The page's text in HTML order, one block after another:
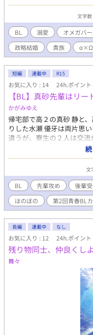
る幼馴染のアルファがい
めにたまたま選ばれただ
もらいたい。」 …そんな
は成り得ない。 それでも
リ。 いつ、ローレンに捨
る。 結婚後、二年経って
が宛がわれることが決ま
変化が起こり始める…
たかった… 陰日向から愛
たはずなのに… 呼ぶこと
で何度も囁いて、今夜
違い夫婦の話。ふんわり
る日が来る日を願って…
しばみの瞳・オメガ・伯
眼・アルファ・侯爵
合いありがとうございま
最後まではしりきれまし
いてますので、もう少し
いです◎ また次回作のオ
おります…！
文字
BL 溺愛 オメガバー
政略結婚
貴族 α×Ω
短編 連載中 R15
お気に入り : 14 24h.ポイント
【BL】真砂先輩はリー
かがみゆえ
帰宅部で高２の真砂 静と
りした水瀬 優牙は両片思
違うが、寮生の２人は交
る。 口数が少なくポーカ
ない優牙に戸惑うことが
情やふとした時に聞ける
日々。 静は付き合ってる
思っていても、いつも優牙
「あれ、もしかして僕が
習をしていると押し倒され
静。 それも悪くないかも
輩……」 「っ」 恋愛初心
くのだった。 ⚠️優牙×静に
文
BL 先輩攻め 後輩
ほのぼの
第2回青春BL
長編 連載中 なし
お気に入り : 12 24h.ポイント
残り物同士、仲良くし
舞々